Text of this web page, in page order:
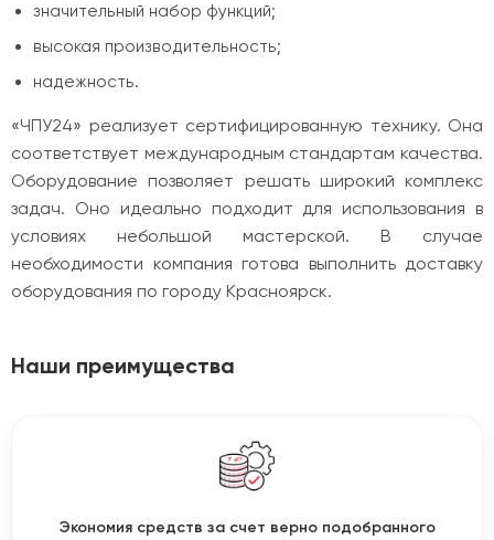
значительный набор функций;
высокая производительность;
надежность.
«ЧПУ24» реализует сертифицированную технику. Она
соответствует международным стандартам качества.
Оборудование позволяет решать широкий комплекс
задач. Оно идеально подходит для использования в
условиях небольшой мастерской. В случае
необходимости компания готова выполнить доставку
оборудования по городу Красноярск.
Наши преимущества
Экономия средств за счет верно подобранного